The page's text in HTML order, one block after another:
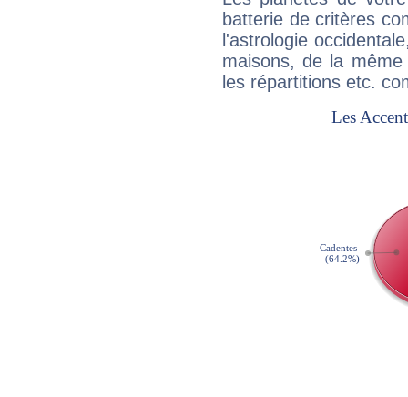
batterie de critères
l'astrologie
maisons, de la
les répartitions etc.